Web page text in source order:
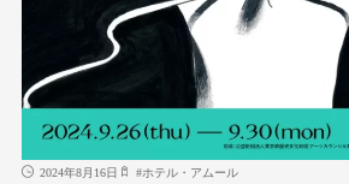
2024年8月16日 #ホテル・アムール